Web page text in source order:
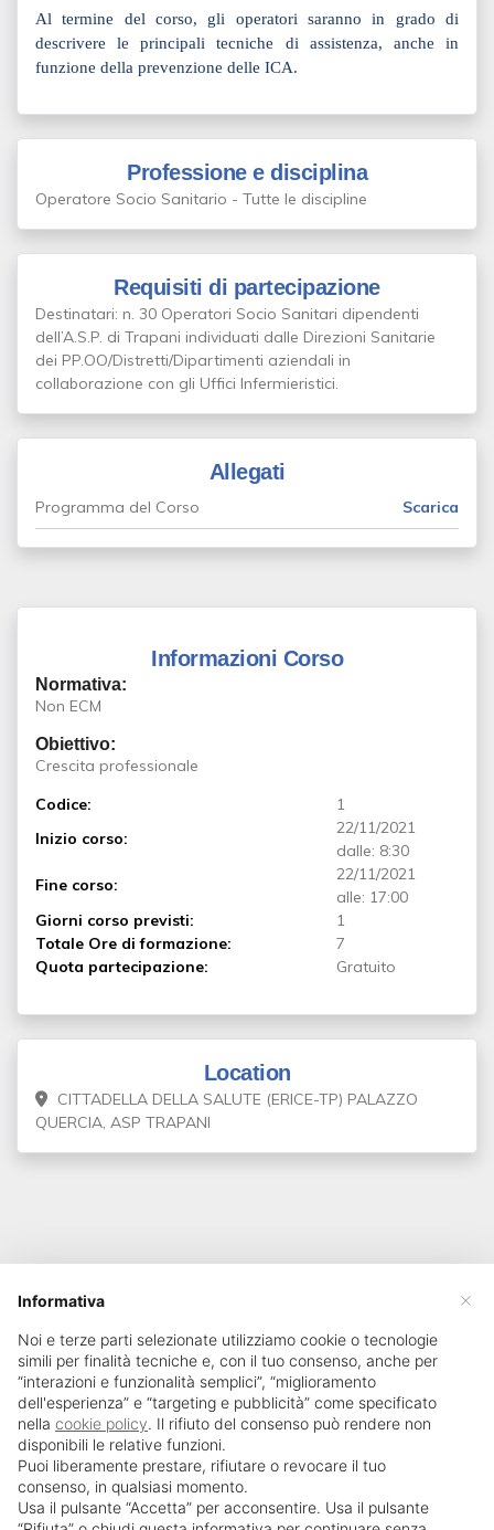
Al termine del corso, gli operatori saranno in grado di
descrivere le principali tecniche di assistenza, anche in
funzione della prevenzione delle ICA.
Professione e disciplina
Operatore Socio Sanitario - Tutte le discipline
Requisiti di partecipazione
Destinatari: n. 30 Operatori Socio Sanitari dipendenti
dell’A.S.P. di Trapani individuati dalle Direzioni Sanitarie
dei PP.OO/Distretti/Dipartimenti aziendali in
collaborazione con gli Uffici Infermieristici.
Allegati
Programma del Corso Scarica
Informazioni Corso
Normativa:
Non ECM
Obiettivo:
Crescita professionale
Codice:
1
Inizio corso:
22/11/2021
dalle: 8:30
Fine corso:
22/11/2021
alle: 17:00
Giorni corso previsti:
1
Totale Ore di formazione:
7
Quota partecipazione:
Gratuito
Location
CITTADELLA DELLA SALUTE (ERICE-TP) PALAZZO
QUERCIA, ASP TRAPANI
SailPortal 8.5.1 build 18
×
Informativa
Noi e terze parti selezionate utilizziamo cookie o tecnologie
simili per finalità tecniche e, con il tuo consenso, anche per
“interazioni e funzionalità semplici”, “miglioramento
dell'esperienza” e “targeting e pubblicità” come specificato
nella cookie policy. Il rifiuto del consenso può rendere non
disponibili le relative funzioni.
Puoi liberamente prestare, rifiutare o revocare il tuo
consenso, in qualsiasi momento.
Usa il pulsante “Accetta” per acconsentire. Usa il pulsante